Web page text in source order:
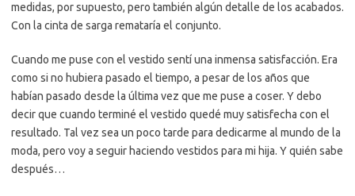
medidas, por supuesto, pero también algún detalle de los acabados.
Con la cinta de sarga remataría el conjunto.
Cuando me puse con el vestido sentí una inmensa satisfacción. Era
como si no hubiera pasado el tiempo, a pesar de los años que
habían pasado desde la última vez que me puse a coser. Y debo
decir que cuando terminé el vestido quedé muy satisfecha con el
resultado. Tal vez sea un poco tarde para dedicarme al mundo de la
moda, pero voy a seguir haciendo vestidos para mi hija. Y quién sabe
después…